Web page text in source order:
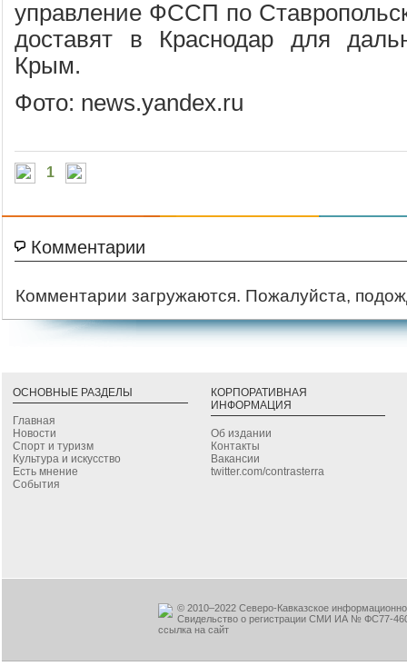
управление ФССП по
доставят в Краснодар для
Крым.
Фото: news.yandex.ru
1
Комментарии
Комментарии загружаются. Пожалуйста,
ОСНОВНЫЕ РАЗДЕЛЫ
Главная
Новости
Спорт и туризм
Культура и искусство
Есть мнение
События
КОРПОРАТИВНАЯ
ИНФОРМАЦИЯ
Об издании
Контакты
Вакансии
twitter.com/contrasterra
© 2010–2022 Северо-Кавказское
Свидельство о регистрации СМИ ИА № ФС77-
ссылка на сайт